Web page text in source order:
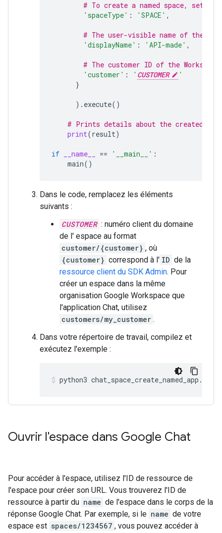
# To create a named space, set
'spaceType' : 'SPACE' ,
# The user-visible name of the
'displayName' : 'API-made' ,
# The customer ID of the Workspace
'customer' : ' CUSTOMER
'
}
) . execute()
# Prints details about the created
print(result)
if __name__ == '__main__' :
main()
Dans le code, remplacez les éléments
suivants :
CUSTOMER : numéro client du domaine
de l' espace au format
customer/{customer} , où
{customer} correspond à l' ID de la
ressource client du SDK Admin. Pour
créer un espace dans la même
organisation Google Workspace que
l'application Chat, utilisez
customers/my_customer .
Dans votre répertoire de travail, compilez et
exécutez l'exemple :
python3 chat_space_create_named_app.py
Ouvrir l'espace dans Google Chat
Pour accéder à l'espace, utilisez l'ID de ressource de
l'espace pour créer son URL. Vous trouverez l'ID de
ressource à partir du name de l'espace dans le corps de la
réponse Google Chat. Par exemple, si le name de votre
espace est spaces/1234567 , vous pouvez accéder à